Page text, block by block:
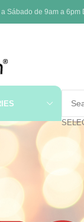
Sábado de 9am a